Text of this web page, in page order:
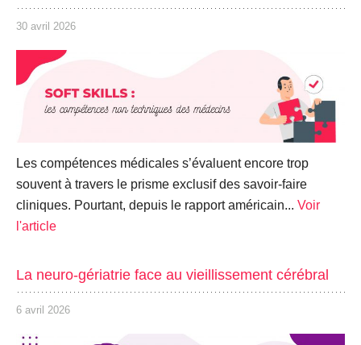
30 avril 2026
Les compétences médicales s’évaluent encore trop
souvent à travers le prisme exclusif des savoir-faire
cliniques. Pourtant, depuis le rapport américain... Voir
l'article
La neuro-gériatrie face au vieillissement cérébral
6 avril 2026